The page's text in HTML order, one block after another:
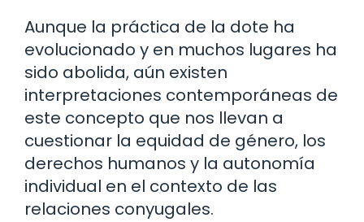
Aunque la práctica de la dote ha
evolucionado y en muchos lugares ha
sido abolida, aún existen
interpretaciones contemporáneas de
este concepto que nos llevan a
cuestionar la equidad de género, los
derechos humanos y la autonomía
individual en el contexto de las
relaciones conyugales.